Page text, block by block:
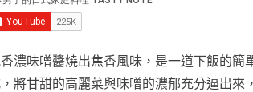
濃味噌醬燒出焦香風味，是一道下飯的簡
將甘甜的高麗菜與味噌的濃郁充分逼出來